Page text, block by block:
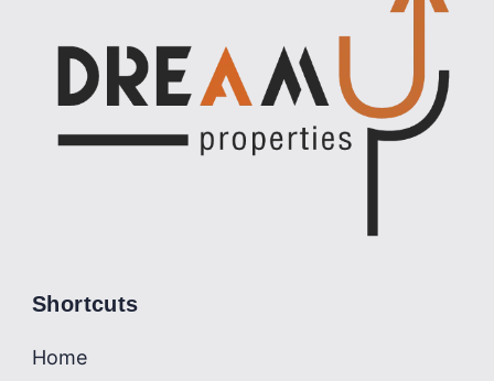
Shortcuts
Home